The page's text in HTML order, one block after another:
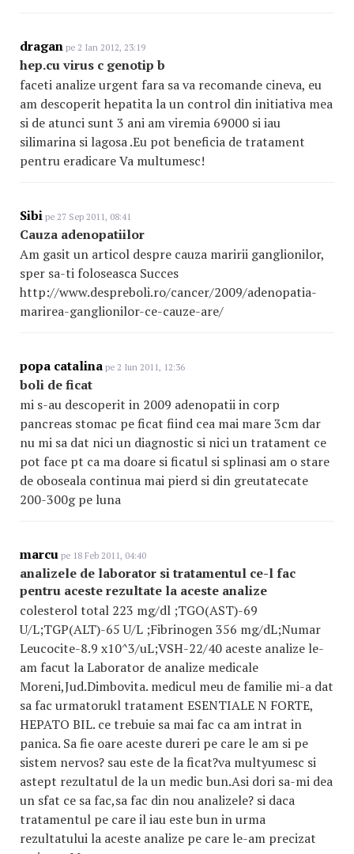
dragan pe 2 Ian 2012, 23:19
hep.cu virus c genotip b
faceti analize urgent fara sa va recomande cineva, eu
am descoperit hepatita la un control din initiativa mea
si de atunci sunt 3 ani am viremia 69000 si iau
silimarina si lagosa .Eu pot beneficia de tratament
pentru eradicare Va multumesc!
Sibi pe 27 Sep 2011, 08:41
Cauza adenopatiilor
Am gasit un articol despre cauza maririi ganglionilor,
sper sa-ti foloseasca Succes
http://www.despreboli.ro/cancer/2009/adenopatia-
marirea-ganglionilor-ce-cauze-are/
popa catalina pe 2 Iun 2011, 12:36
boli de ficat
mi s-au descoperit in 2009 adenopatii in corp
pancreas stomac pe ficat fiind cea mai mare 3cm dar
nu mi sa dat nici un diagnostic si nici un tratament ce
pot face pt ca ma doare si ficatul si splinasi am o stare
de oboseala continua mai pierd si din greutatecate
200-300g pe luna
marcu pe 18 Feb 2011, 04:40
analizele de laborator si tratamentul ce-l fac
pentru aceste rezultate la aceste analize
colesterol total 223 mg/dl ;TGO(AST)-69
U/L;TGP(ALT)-65 U/L ;Fibrinogen 356 mg/dL;Numar
Leucocite-8.9 x10^3/uL;VSH-22/40 aceste analize le-
am facut la Laborator de analize medicale
Moreni,Jud.Dimbovita. medicul meu de familie mi-a dat
sa fac urmatorukl tratament ESENTIALE N FORTE,
HEPATO BIL. ce trebuie sa mai fac ca am intrat in
panica. Sa fie oare aceste dureri pe care le am si pe
sistem nervos? sau este de la ficat?va multyumesc si
astept rezultatul de la un medic bun.Asi dori sa-mi dea
un sfat ce sa fac,sa fac din nou analizele? si daca
tratamentul pe care il iau este bun in urma
rezultatului la aceste analize pe care le-am precizat